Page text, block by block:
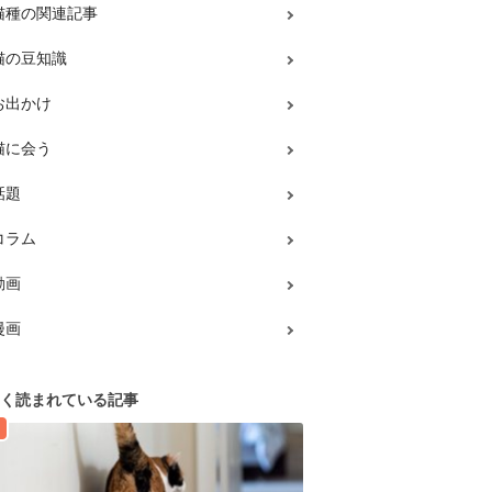
種の関連記事
の豆知識
出かけ
に会う
題
ラム
画
画
読まれている記事